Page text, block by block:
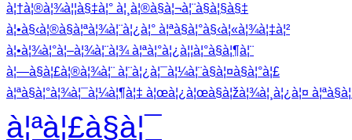
à¦†à¦®à¦¾à¦¦à§‡à¦° à¦¸à¦®à§à¦¬à¦¨à§à¦§à§‡
à¦•à§‹à¦®à§à¦ªà¦¾à¦¨à¦¿à¦° à¦ªà§à¦°à§‹à¦«à¦¾à¦‡à¦²
à¦•à¦¾à¦°à¦–à¦¾à¦¨à¦¾ à¦ªà¦°à¦¿à¦¦à¦°à§à¦¶à¦¨
à¦—à§à¦£à¦®à¦¾à¦¨ à¦¨à¦¿à¦¯à¦¼à¦¨à§à¦¤à§à¦°à¦£
à¦ªà§à¦°à¦¾à¦¯à¦¼à¦¶à¦‡ à¦œà¦¿à¦œà§à¦žà¦¾à¦¸à¦¿à¦¤
à¦ªà¦£à§à¦¯